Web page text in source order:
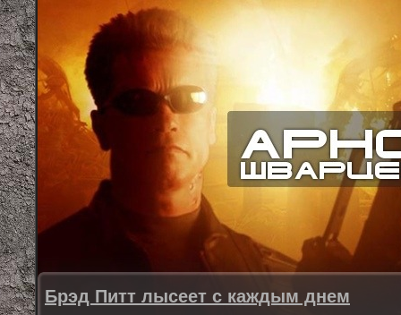
Брэд Питт лысеет с каждым днем